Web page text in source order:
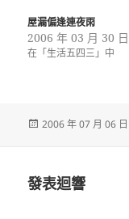
屋漏偏逢連夜雨
2006 年 03 月 30 日
在「生活五四三」中
發
2006 年 07 月 06 日
發表迴響